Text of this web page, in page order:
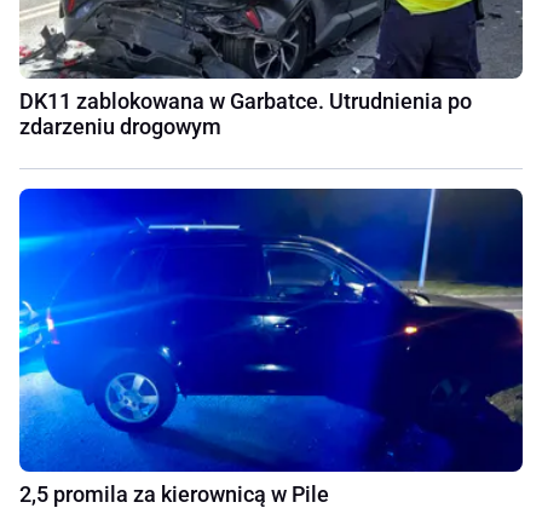
DK11 zablokowana w Garbatce. Utrudnienia po
zdarzeniu drogowym
2,5 promila za kierownicą w Pile